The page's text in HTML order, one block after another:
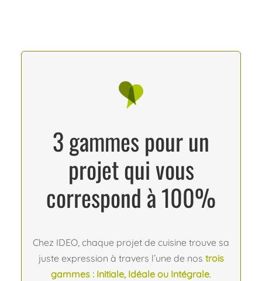
3 gammes pour un
projet qui vous
correspond à 100%
Chez IDEO, chaque projet de cuisine trouve sa
juste expression à travers l’une de nos trois
gammes : Initiale, Idéale ou Intégrale.